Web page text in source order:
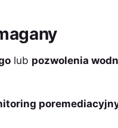
lub pozwolenia